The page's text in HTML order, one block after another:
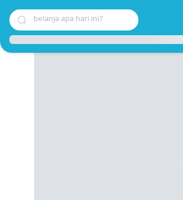
belanja apa hari ini?